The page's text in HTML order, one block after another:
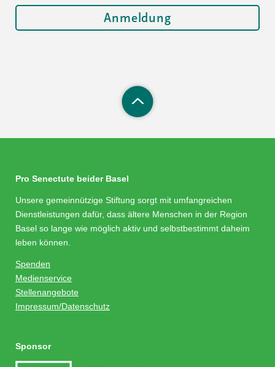
Pro Senectute beider Basel
Unsere gemeinnützige Stiftung sorgt mit umfangreichen
Dienstleistungen dafür, dass ältere Menschen in der Region
Basel so lange wie möglich aktiv und selbstbestimmt daheim
leben können.
Spenden
Medienservice
Stellenangebote
Impressum/Datenschutz
Sponsor